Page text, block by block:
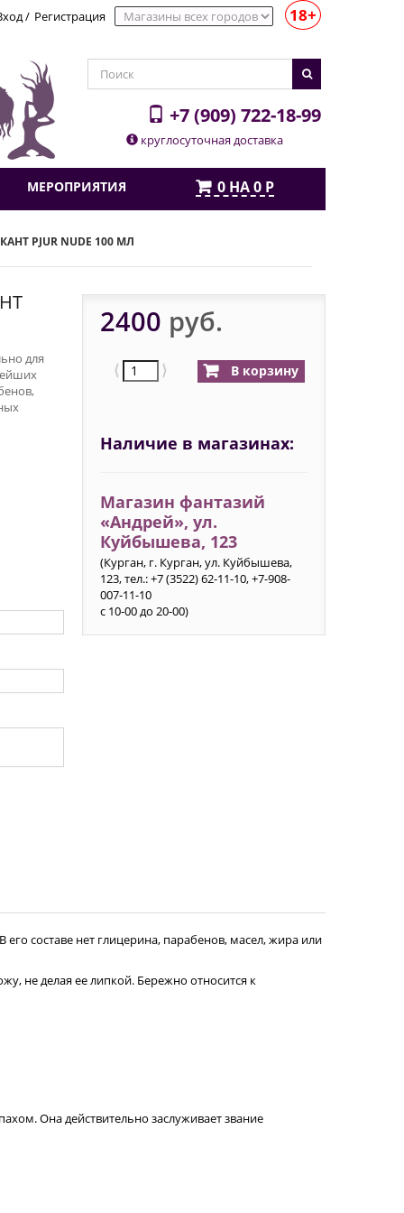
/ Регистрация 18+
+7 (909) 722-18-99
круглосуточная доставка
МЕРОПРИЯТИЯ 0 НА0 Р
PJUR NUDE 100 МЛ
для
2400 руб.
⟨ ⟩ В корзину
Наличие в магазинах:
Магазин фантазий
«Андрей», ул.
Куйбышева, 123
(Курган, г. Курган, ул. Куйбышева,
123, тел.: +7 (3522) 62-11-10, +7-908-
007-11-10
с 10-00 до 20-00)
составе нет глицерина, парабенов, масел, жира или
не делая ее липкой. Бережно относится к
Она действительно заслуживает звание